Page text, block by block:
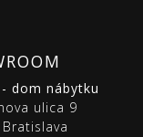
dom nábytku
ulica 9